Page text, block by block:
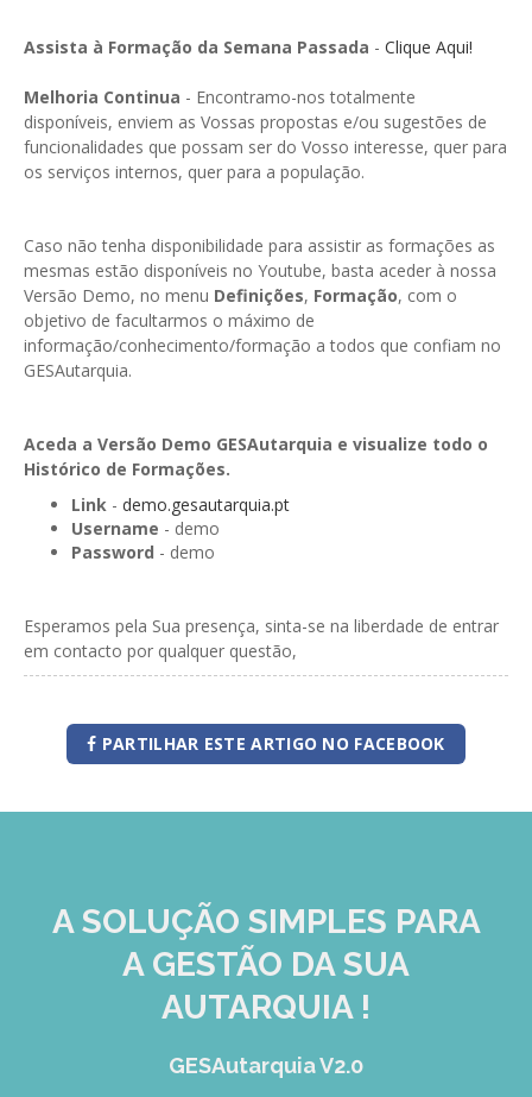
GESSIADAP III
GESToponímia
GESViaturasAbandonadas
Portal da Freguesia
Assista à Formação da Semana Passada - Clique Aqui!
Melhoria Continua - Encontramo-nos totalmente
disponíveis, enviem as Vossas propostas e/ou sugestões de
funcionalidades que possam ser do Vosso interesse, quer para
os serviços internos, quer para a população.
Caso não tenha disponibilidade para assistir as formações as
mesmas estão disponíveis no Youtube, basta aceder à nossa
Versão Demo, no menu Definições, Formação, com o
objetivo de facultarmos o máximo de
informação/conhecimento/formação a todos que confiam no
GESAutarquia.
Aceda a Versão Demo GESAutarquia e visualize todo o
Histórico de Formações.
Link - demo.gesautarquia.pt
Username - demo
Password - demo
Esperamos pela Sua presença, sinta-se na liberdade de entrar
em contacto por qualquer questão,
PARTILHAR ESTE ARTIGO NO FACEBOOK
A SOLUÇÃO SIMPLES PARA
A GESTÃO DA SUA
AUTARQUIA !
GESAutarquia V2.0